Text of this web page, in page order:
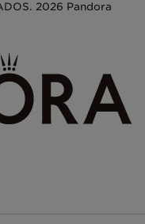
2026 Pandora